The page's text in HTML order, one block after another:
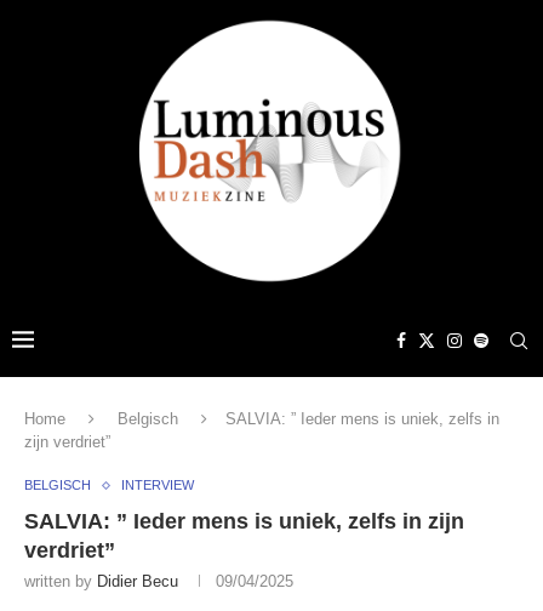
Home Belgisch
SALVIA: ” Ieder mens is uniek, zelfs in
zijn verdriet”
BELGISCH INTERVIEW
SALVIA: ” Ieder mens is uniek, zelfs in zijn
verdriet”
written by Didier Becu 09/04/2025